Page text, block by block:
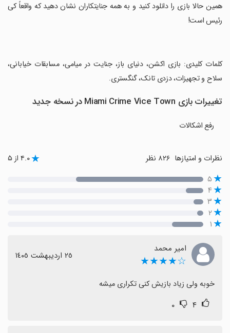
همین حالا بازی را دانلود کنید و به همه جنایتکاران نشان دهید که واقعاً کی
رئیس است!
‏کلمات کلیدی: بازی اکشن، دنیای باز، جنایت در میامی، مسابقات خیابانی،
سلاح و تجهیزات، دزدی تانک، گنگستری.
تغییرات بازی Miami Crime Vice Town در نسخه جدید
رفع اشکالات
نظرات و امتیازها ۴.۰ از ۵
۵
۴
۳
۲
۱
امیر محمد
☆★★★★ ٢٥ اردیبهشت ١٤٠٥
خوبه ولی زیاد بازیش کنی تکراری میشه
۴ ۰